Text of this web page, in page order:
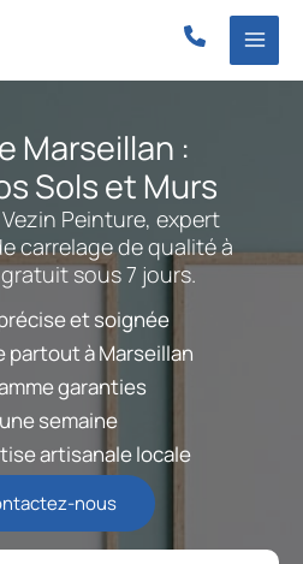
Marseillan :
Sols et Murs
Peinture, expert
carrelage de qualité à
sous 7 jours.
et soignée
à Marseillan
garanties
semaine
artisanale locale
nous